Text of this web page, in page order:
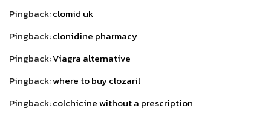
Pingback:clomid uk
Pingback:clonidine pharmacy
Pingback:Viagra alternative
Pingback:where to buy clozaril
Pingback:colchicine without a prescription